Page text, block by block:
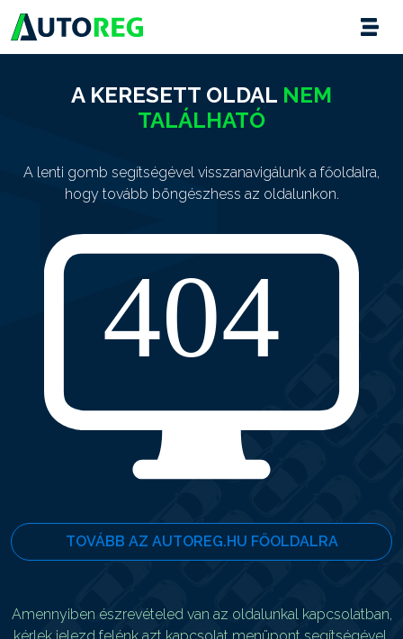
A KERESETT OLDAL NEM
TALÁLHATÓ
A lenti gomb segítségével visszanavigálunk a főoldalra,
hogy tovább böngészhess az oldalunkon.
TOVÁBB AZ AUTOREG.HU FŐOLDALRA
Amennyiben észrevételed van az oldalunkal kapcsolatban,